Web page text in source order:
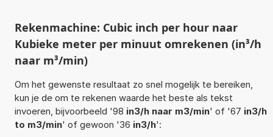
Rekenmachine: Cubic inch per hour naar
Kubieke meter per minuut omrekenen (in³/h
naar m³/min)
Om het gewenste resultaat zo snel mogelijk te bereiken,
kun je de om te rekenen waarde het beste als tekst
invoeren, bijvoorbeeld '98 in3/h naar m3/min' of '67 in3/h
to m3/min' of gewoon '36 in3/h':